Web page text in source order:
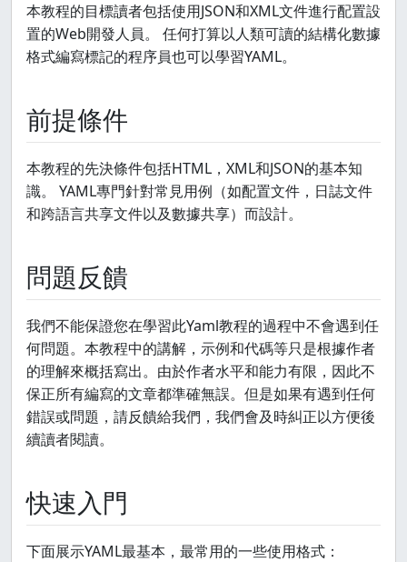
本教程的目標讀者包括使用JSON和XML文件進行配置設
置的Web開發人員。 任何打算以人類可讀的結構化數據
格式編寫標記的程序員也可以學習YAML。
前提條件
本教程的先決條件包括HTML，XML和JSON的基本知
識。 YAML專門針對常見用例（如配置文件，日誌文件
和跨語言共享文件以及數據共享）而設計。
問題反饋
我們不能保證您在學習此Yaml教程的過程中不會遇到任
何問題。本教程中的講解，示例和代碼等只是根據作者
的理解來概括寫出。由於作者水平和能力有限，因此不
保正所有編寫的文章都準確無誤。但是如果有遇到任何
錯誤或問題，請反饋給我們，我們會及時糾正以方便後
續讀者閱讀。
快速入門
下面展示YAML最基本，最常用的一些使用格式：